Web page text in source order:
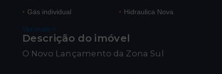
• Gás individual • Hidraulica Nova
Ver mais
Descrição do imóvel
O Novo Lançamento da Zona Sul